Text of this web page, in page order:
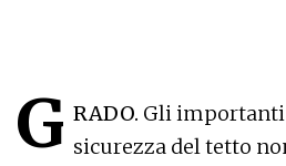
G RADO. Gli importanti
sicurezza del tetto